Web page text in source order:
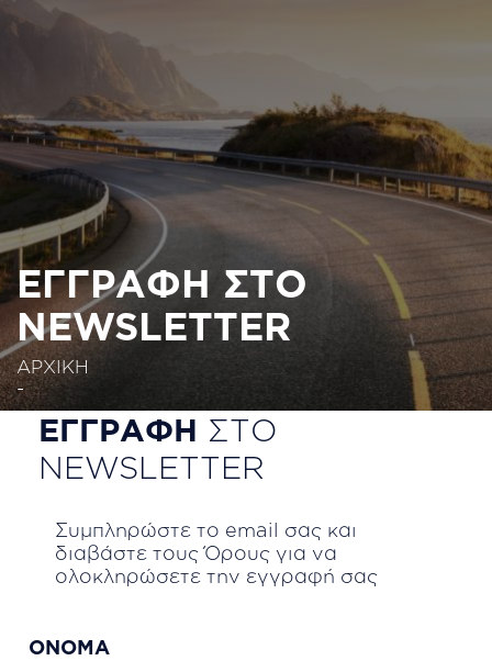
κυρίως
ΕΓΓΡΑΦΗ ΣΤΟ
NEWSLETTER
ΑΡΧΙΚΗ
-
contact_form_first_section
ΕΓΓΡΑΦΗ ΣΤΟ
NEWSLETTER
Συμπληρώστε το email σας και
διαβάστε τους Όρους για να
ολοκληρώσετε την εγγραφή σας
ΟΝΟΜΑ